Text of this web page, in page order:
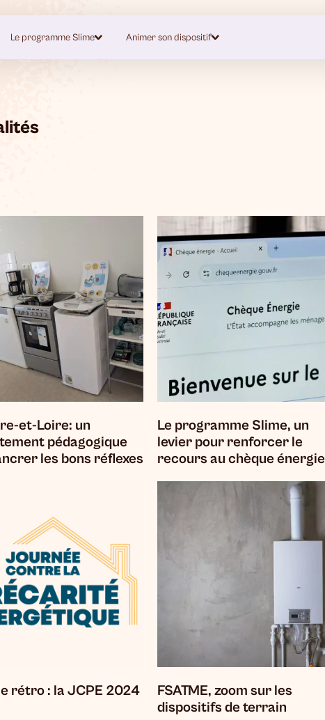
Le programme Slime Animer son dispositif
et-Loire: un
pédagogique
les bons réflexes
Le programme Slime, un
levier pour renforcer le
recours au chèque énergie
rétro : la JCPE 2024
FSATME, zoom sur les
dispositifs de terrain